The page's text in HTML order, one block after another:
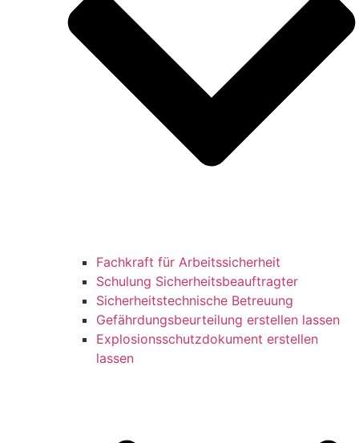
Fachkraft für Arbeitssicherheit
Schulung Sicherheitsbeauftragter
Sicherheitstechnische Betreuung
Gefährdungsbeurteilung erstellen lassen
Explosionsschutzdokument erstellen
lassen